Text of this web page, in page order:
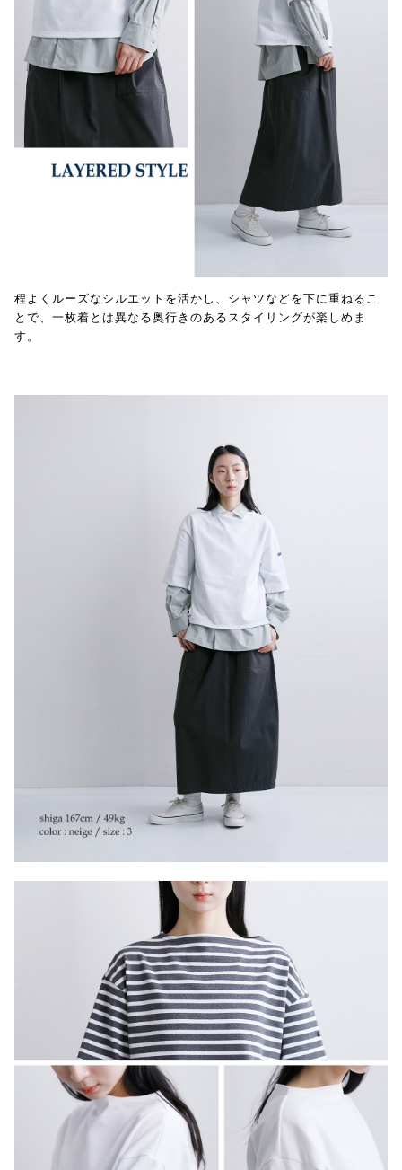
程よくルーズなシルエットを活かし、シャツなどを下に重ねるこ
とで、一枚着とは異なる奥行きのあるスタイリングが楽しめま
す。